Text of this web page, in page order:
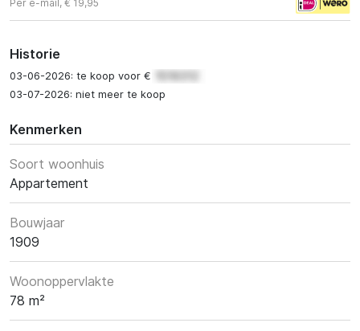
Per e-mail, € 19,95
Historie
03-06-2026: te koop voor €
03-07-2026: niet meer te koop
Kenmerken
Soort woonhuis
Appartement
Bouwjaar
1909
Woonoppervlakte
78 m²